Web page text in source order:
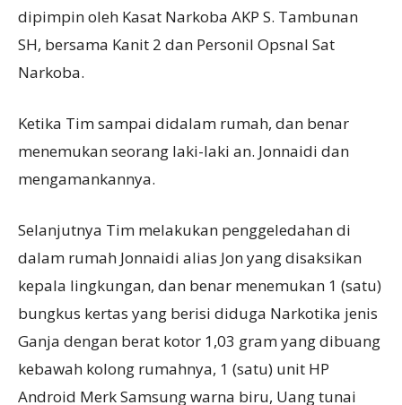
dipimpin oleh Kasat Narkoba AKP S. Tambunan
SH, bersama Kanit 2 dan Personil Opsnal Sat
Narkoba.
Ketika Tim sampai didalam rumah, dan benar
menemukan seorang laki-laki an. Jonnaidi dan
mengamankannya.
Selanjutnya Tim melakukan penggeledahan di
dalam rumah Jonnaidi alias Jon yang disaksikan
kepala lingkungan, dan benar menemukan 1 (satu)
bungkus kertas yang berisi diduga Narkotika jenis
Ganja dengan berat kotor 1,03 gram yang dibuang
kebawah kolong rumahnya, 1 (satu) unit HP
Android Merk Samsung warna biru, Uang tunai